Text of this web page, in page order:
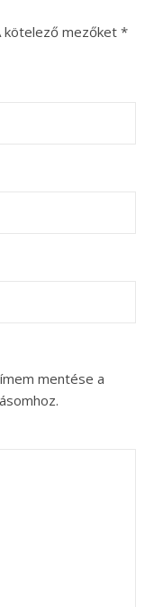
kötelező mezőket *
mentése a